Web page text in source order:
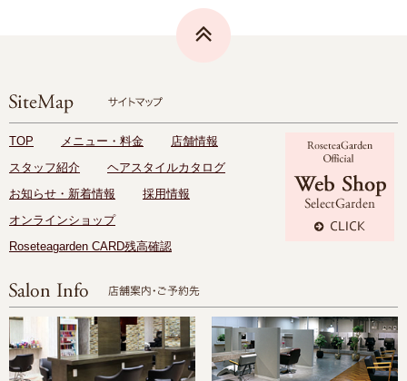
TOP メニュー・料金
店舗情報
スタッフ紹介
ヘアスタイルカタログ
お知らせ・新着情報
採用情報
オンラインショップ
Roseteagarden CARD残高確認